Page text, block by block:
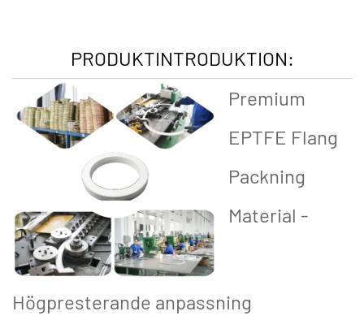
PRODUKTINTRODUKTION:
Premium
EPTFE Flang
Packning
Material -
Högpresterande anpassning